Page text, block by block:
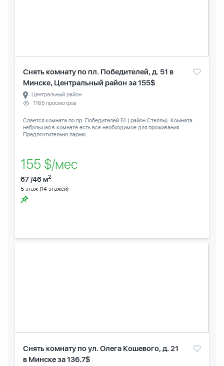
Снять комнату по пл. Победителей, д. 51 в
Минске, Центральный район за 155$
Центральный район
1165 просмотров
Слается комната по пр. Победителей 51 ( район Стеллы). Комната
небольшая в комнате есть все необходимое для проживания .
Предпочтительно парню .
155 $/мес
67 /46 м2
5 этаж (14 этажей)
Снять комнату по ул. Олега Кошевого, д. 21
в Минске за 136.7$